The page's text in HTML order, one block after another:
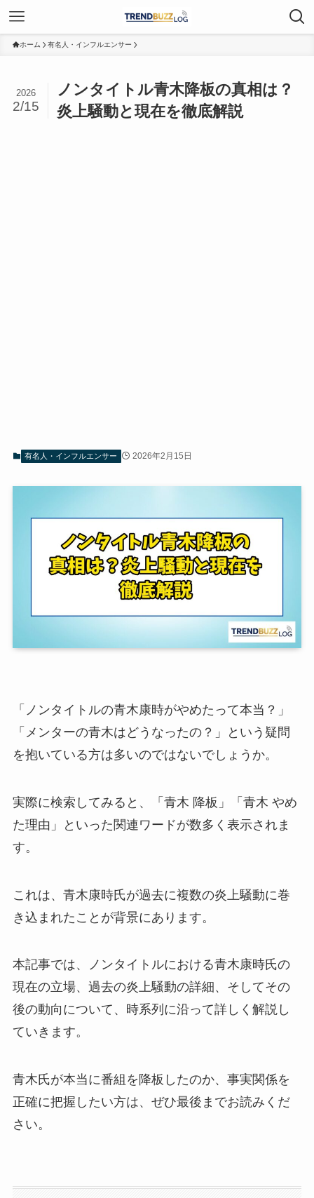
ホーム 有名人・インフルエンサー
ノンタイトル青木降板の真相は？
炎上騒動と現在を徹底解説
2026
2/15
有名人・インフルエンサー 2026年2月15日
「ノンタイトルの青木康時がやめたって本当？」
「メンターの青木はどうなったの？」という疑問
を抱いている方は多いのではないでしょうか。
実際に検索してみると、「青木 降板」「青木 やめ
た理由」といった関連ワードが数多く表示されま
す。
これは、青木康時氏が過去に複数の炎上騒動に巻
き込まれたことが背景にあります。
本記事では、ノンタイトルにおける青木康時氏の
現在の立場、過去の炎上騒動の詳細、そしてその
後の動向について、時系列に沿って詳しく解説し
ていきます。
青木氏が本当に番組を降板したのか、事実関係を
正確に把握したい方は、ぜひ最後までお読みくだ
さい。